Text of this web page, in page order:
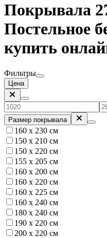
Покрывала
Постельное
купить
Фильтры
Цена
Размер покрывала
160 x 230 см
150 х 210 см
150 х 220 см
155 х 205 см
160 x 200 см
160 х 220 см
160 х 225 см
160 х 240 см
180 х 240 см
190 х 220 см
200 х 220 см